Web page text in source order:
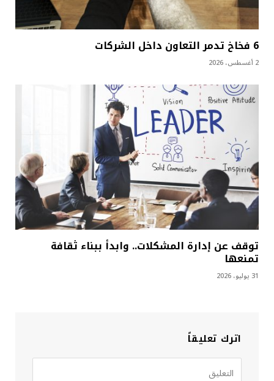
6 فخاخ تدمر التعاون داخل الشركات
2 أغسطس، 2026
توقف عن إدارة المشكلات.. وابدأ ببناء ثقافة
تمنعها
31 يوليو، 2026
اترك تعليقاً